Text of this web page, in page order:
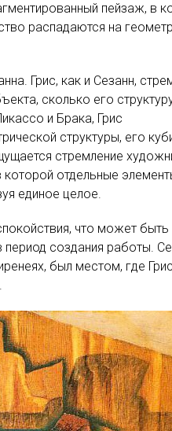
пейзаж, в
распадаются на
Грис, как и Сезанн,
сколько его
и Брака, Грис
структуры, его
стремление
отдельные
единое целое.
что может быть
создания работы.
был местом, где